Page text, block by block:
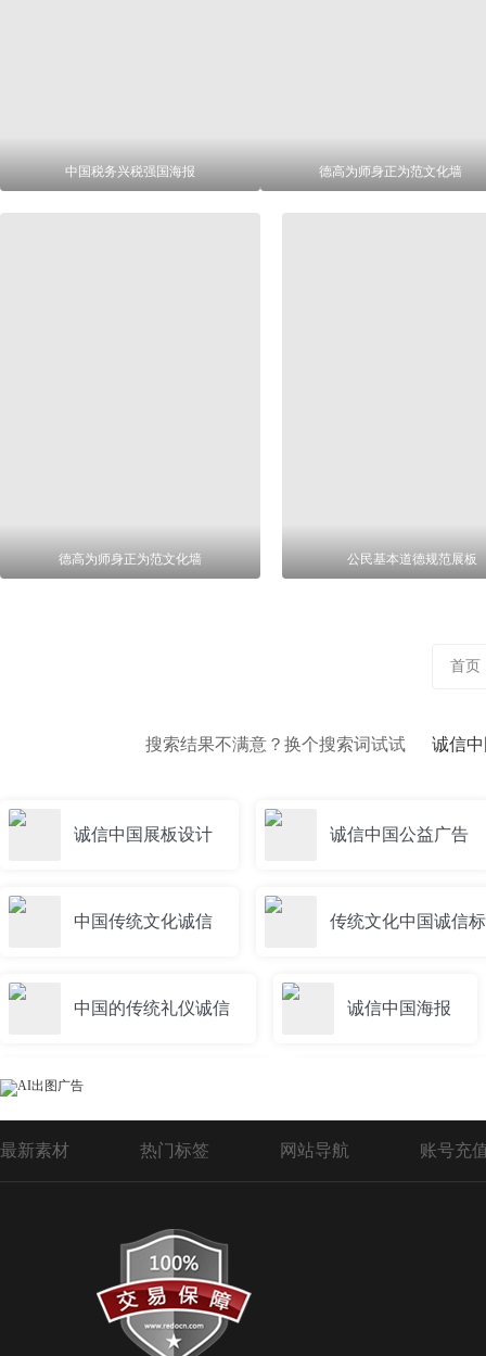
中国税务兴税强国海报 德高为师身正为范文化墙
德高为师身正为范文化墙 公民基本道德规范展板
首页
搜索结果不满意？换个搜索词试试 诚信
诚信中国展板设计 诚信中国公益广告
中国传统文化诚信 传统文化中国诚信
中国的传统礼仪诚信 诚信中国海报
中国传统文化诚信展板
最新素材 热门标签 网站导航 账号充